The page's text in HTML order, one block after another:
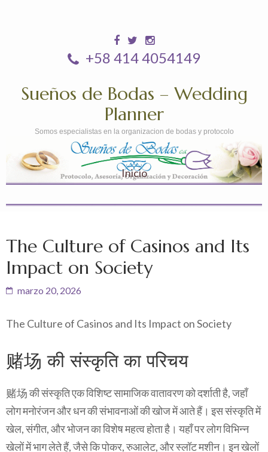
+58 414 4054149
Sueños de Bodas – Wedding
Planner
Somos especialistas en la organizacion de bodas y protocolo
Inicio
The Culture of Casinos and Its
Impact on Society
marzo 20, 2026
The Culture of Casinos and Its Impact on Society
赌场 की संस्कृति का परिचय
赌场 की संस्कृति एक विशिष्ट सामाजिक वातावरण को दर्शाती है, जहाँ
लोग मनोरंजन और धन की संभावनाओं की खोज में आते हैं। इस संस्कृति में
खेल, संगीत, और भोजन का विशेष महत्व होता है। यहाँ पर लोग विभिन्न
खेलों में भाग लेते हैं, जैसे कि पोकर, रुआलेट, और स्लॉट मशीन। इन खेलों